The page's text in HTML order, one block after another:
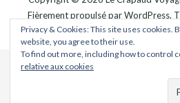
Fièrement propulsé parWordPress.
Privacy & Cookies: This site uses cookies.
website, you agree to their use.
To find out more, including how to control
relative aux cookies